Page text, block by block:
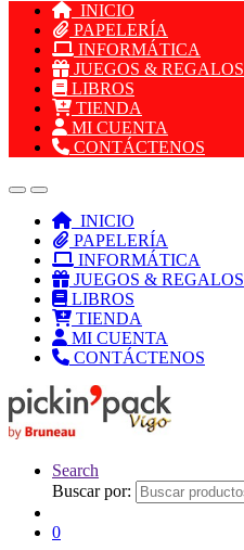
INICIO
PAPELERÍA
INFORMÁTICA
JUEGOS & REGALOS
LIBROS
TIENDA
MI CUENTA
CONTÁCTENOS
INICIO
PAPELERÍA
INFORMÁTICA
JUEGOS & REGALOS
LIBROS
TIENDA
MI CUENTA
CONTÁCTENOS
Search
Buscar por:
0